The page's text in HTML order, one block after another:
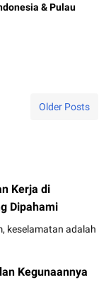
& Pulau
Older Posts
Kerja di
Dipahami
keselamatan adalah
Kegunaannya